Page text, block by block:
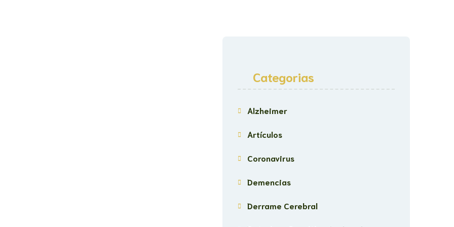
Categorias
Alzheimer
Artículos
Coronavirus
Demencias
Derrame Cerebral